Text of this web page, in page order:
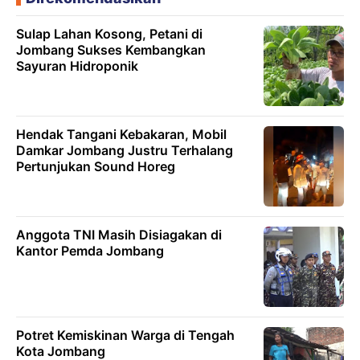
Sulap Lahan Kosong, Petani di
Jombang Sukses Kembangkan
Sayuran Hidroponik
Hendak Tangani Kebakaran, Mobil
Damkar Jombang Justru Terhalang
Pertunjukan Sound Horeg
Anggota TNI Masih Disiagakan di
Kantor Pemda Jombang
Potret Kemiskinan Warga di Tengah
Kota Jombang